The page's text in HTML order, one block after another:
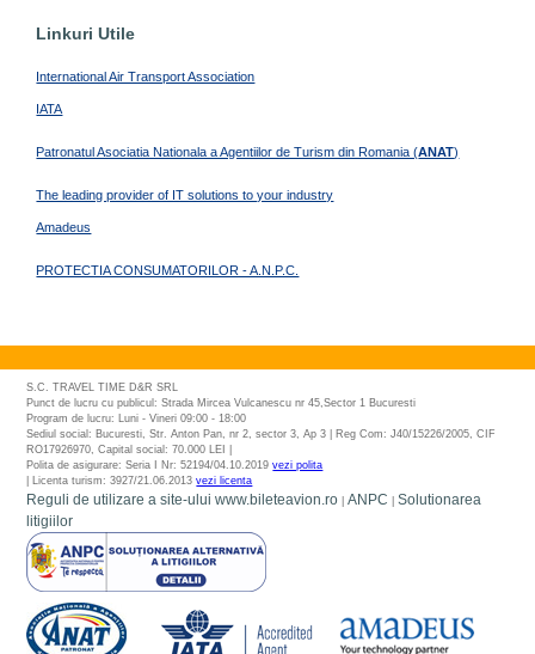
Linkuri Utile
International Air Transport Association
IATA
Patronatul Asociatia Nationala a Agentiilor de Turism din Romania (ANAT)
The leading provider of IT solutions to your industry
Amadeus
PROTECTIA CONSUMATORILOR - A.N.P.C.
S.C. TRAVEL TIME D&R SRL
Punct de lucru cu publicul: Strada Mircea Vulcanescu nr 45,Sector 1 Bucuresti
Program de lucru: Luni - Vineri 09:00 - 18:00
Sediul social: Bucuresti, Str. Anton Pan, nr 2, sector 3, Ap 3 | Reg Com: J40/15226/2005, CIF
RO17926970, Capital social: 70.000 LEI |
Polita de asigurare: Seria I Nr: 52194/04.10.2019vezi polita
| Licenta turism: 3927/21.06.2013vezi licenta
Reguli de utilizare a site-ului www.bileteavion.ro |ANPC |Solutionarea
litigiilor